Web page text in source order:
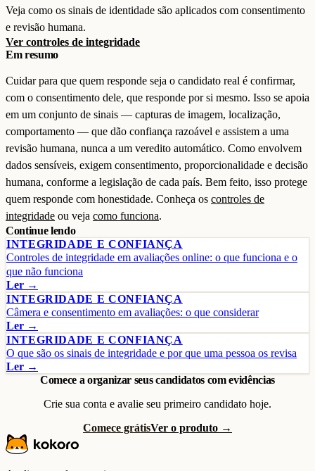
Veja como os sinais de identidade são aplicados com consentimento
e revisão humana.
Ver controles de integridade
Em resumo
Cuidar para que quem responde seja o candidato real é confirmar,
com o consentimento dele, que responde por si mesmo. Isso se apoia
em um conjunto de sinais — capturas de imagem, localização,
comportamento — que dão confiança razoável e assistem a uma
revisão humana, nunca a um veredito automático. Como envolvem
dados sensíveis, exigem consentimento, proporcionalidade e decisão
humana, conforme a legislação de cada país. Bem feito, isso protege
quem responde com honestidade. Conheça os controles de
integridade ou veja como funciona.
Continue lendo
INTEGRIDADE E CONFIANÇA
Controles de integridade em avaliações online: o que funciona e o
que não funciona
Ler →
INTEGRIDADE E CONFIANÇA
Câmera e consentimento em avaliações: o que considerar
Ler →
INTEGRIDADE E CONFIANÇA
O que são os sinais de integridade e por que uma pessoa os revisa
Ler →
Comece a organizar seus candidatos com evidências
Crie sua conta e avalie seu primeiro candidato hoje.
Comece grátisVer o produto →